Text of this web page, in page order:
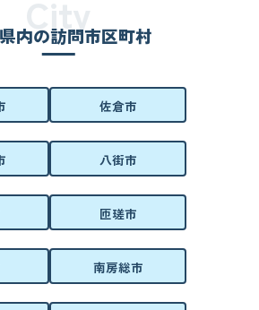
内の訪問市区町村
佐倉市
八街市
匝瑳市
南房総市